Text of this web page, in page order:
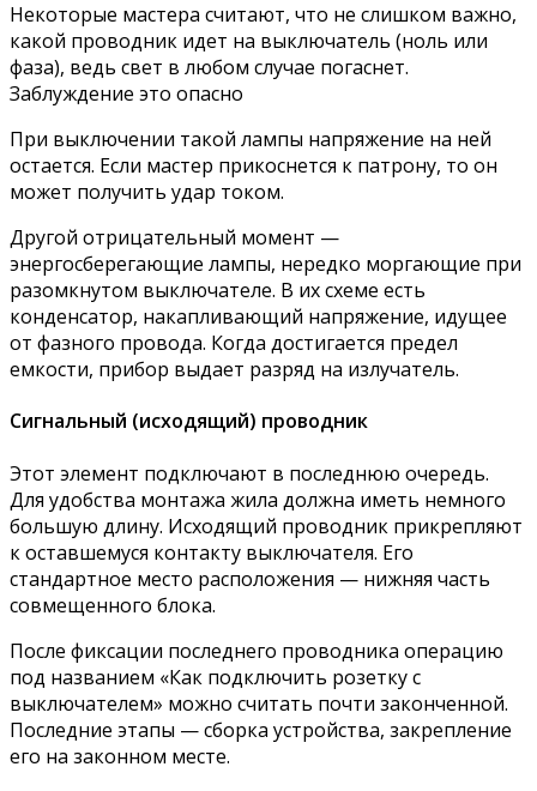
Некоторые мастера считают, что не слишком важно,
какой проводник идет на выключатель (ноль или
фаза), ведь свет в любом случае погаснет.
Заблуждение это опасно
При выключении такой лампы напряжение на ней
остается. Если мастер прикоснется к патрону, то он
может получить удар током.
Другой отрицательный момент —
энергосберегающие лампы, нередко моргающие при
разомкнутом выключателе. В их схеме есть
конденсатор, накапливающий напряжение, идущее
от фазного провода. Когда достигается предел
емкости, прибор выдает разряд на излучатель.
Сигнальный (исходящий) проводник
Этот элемент подключают в последнюю очередь.
Для удобства монтажа жила должна иметь немного
большую длину. Исходящий проводник прикрепляют
к оставшемуся контакту выключателя. Его
стандартное место расположения — нижняя часть
совмещенного блока.
После фиксации последнего проводника операцию
под названием «Как подключить розетку с
выключателем» можно считать почти законченной.
Последние этапы — сборка устройства, закрепление
его на законном месте.